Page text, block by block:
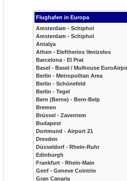
Flughafen in Europa
Amsterdam - Schiphol
Amsterdam - Schiphol
Antalya
Athen - Eleftherios Venizelos
Barcelona - El Prat
Basel - Basel / Mulhouse
Berlin - Metropolitan Area
Berlin - Schönefeld
Berlin - Tegel
Bern (Berne) - Bern-Belp
Bremen
Brüssel - Zaventem
Budapest
Dortmund - Airport 21
Dresden
Düsseldorf - Rhein-Ruhr
Edinburgh
Frankfurt - Rhein-Main
Genf - Geneve Cointrin
Gran Canaria